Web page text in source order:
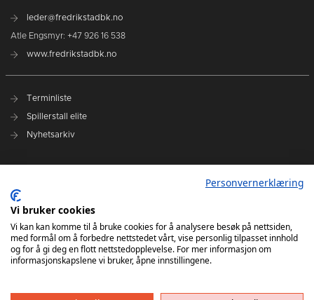
leder@fredrikstadbk.no
Atle Engsmyr: +47 926 16 538
www.fredrikstadbk.no
Terminliste
Spillerstall elite
Nyhetsarkiv
Instagram Elite
Instagram Rekrutt
Facebook
Personvernerklæring
Vi bruker cookies
Vi kan kan komme til å bruke cookies for å analysere besøk på nettsiden,
med formål om å forbedre nettstedet vårt, vise personlig tilpasset innhold
og for å gi deg en flott nettstedopplevelse. For mer informasjon om
informasjonskapslene vi bruker, åpne innstillingene.